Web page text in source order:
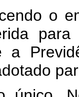
o
a